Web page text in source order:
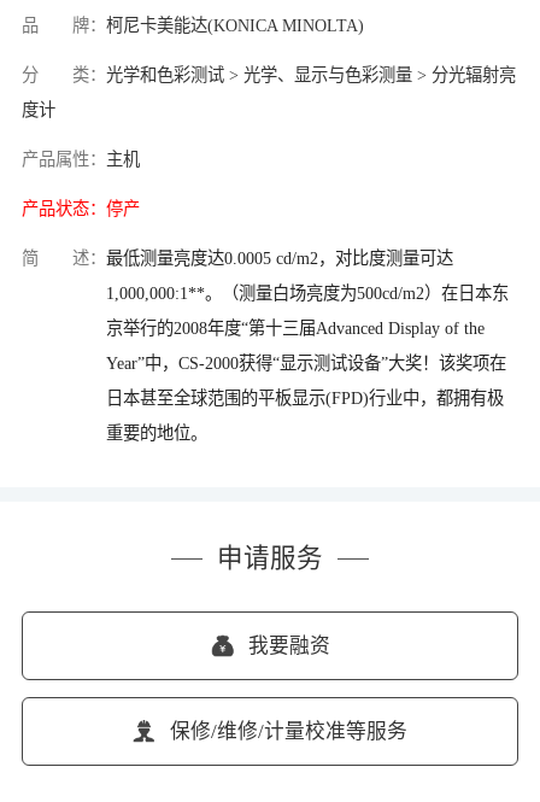
品 牌： 柯尼卡美能达(KONICA MINOLTA)
分 类： 光学和色彩测试 > 光学、显示与色彩测量 > 分光辐射亮
度计
产品属性： 主机
产品状态： 停产
简 述： 最低测量亮度达0.0005 cd/m2，对比度测量可达
1,000,000:1**。（测量白场亮度为500cd/m2）在日本东
京举行的2008年度“第十三届Advanced Display of the
Year”中，CS-2000获得“显示测试设备”大奖！该奖项在
日本甚至全球范围的平板显示(FPD)行业中，都拥有极
重要的地位。
申请服务
我要融资
保修/维修/计量校准等服务